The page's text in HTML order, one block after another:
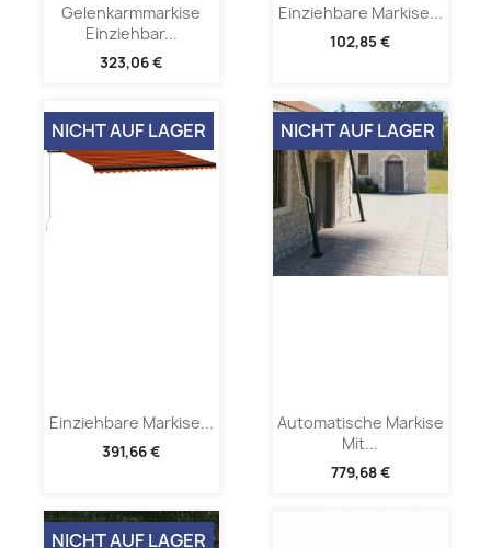
Gelenkarmmarkise
Einziehbar...
323,06 €
Einziehbare Markise...
102,85 €
Einziehbare Markise...
391,66 €
NICHT AUF LAGER
Automatische Markise
Mit...
779,68 €
NICHT AUF LAGER
NICHT AUF LAGER